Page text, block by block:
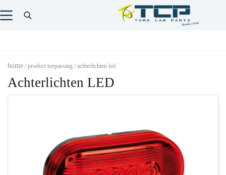
home / product toepassing / achterlichten led
Achterlichten LED